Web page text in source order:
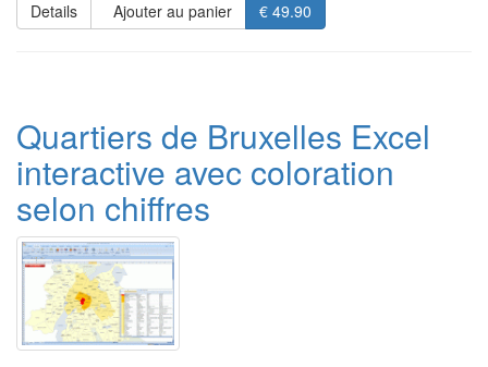
Details Ajouter au panier € 49.90
Quartiers de Bruxelles Excel
interactive avec coloration
selon chiffres